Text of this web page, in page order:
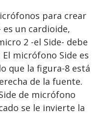
para crear
un cardioide,
2 -el Side- debe
micrófono Side es
que la figura-8 está
de la fuente.
de micrófono
se le invierte la